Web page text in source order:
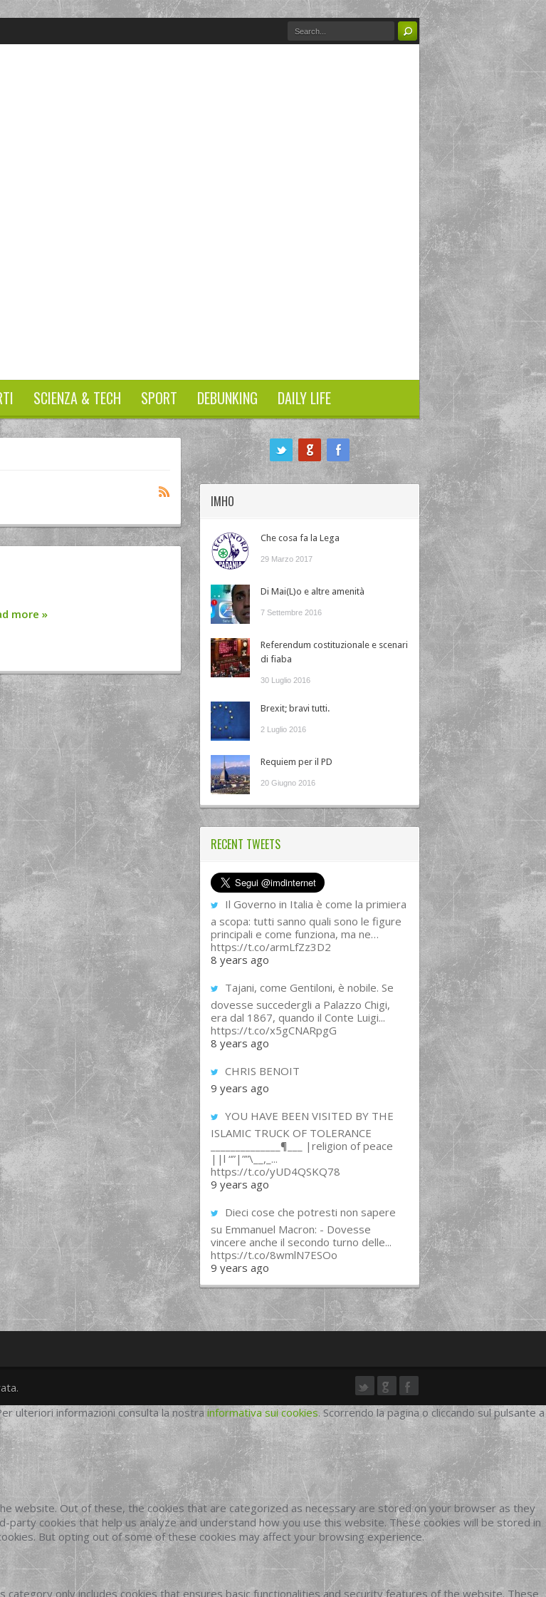
SCIENZA & TECH SPORT DEBUNKING DAILY LIFE
more »
IMHO
Che cosa fa la Lega
29 Marzo 2017
Di Mai(L)o e altre amenità
7 Settembre 2016
Referendum costituzionale e scenari
di fiaba
30 Luglio 2016
Brexit; bravi tutti.
2 Luglio 2016
Requiem per il PD
20 Giugno 2016
RECENT TWEETS
Il Governo in Italia è come la primiera
a scopa: tutti sanno quali sono le figure
principali e come funziona, ma ne…
https://t.co/armLfZz3D2
8 years ago
Tajani, come Gentiloni, è nobile. Se
dovesse succedergli a Palazzo Chigi,
era dal 1867, quando il Conte Luigi...
https://t.co/x5gCNARpgG
8 years ago
CHRIS BENOIT
9 years ago
YOU HAVE BEEN VISITED BY THE
ISLAMIC TRUCK OF TOLERANCE
______________¶___ |religion of peace
||l “”|””\__,_...
https://t.co/yUD4QSKQ78
9 years ago
Dieci cose che potresti non sapere
su Emmanuel Macron: - Dovesse
vincere anche il secondo turno delle...
https://t.co/8wmlN7ESOo
9 years ago
facebook
ulteriori informazioni consulta la nostra informativa sui cookies. Scorrendo la pagina o cliccando sul pulsante a
website. Out of these, the cookies that are categorized as necessary are stored on your browser as they
cookies that help us analyze and understand how you use this website. These cookies will be stored in
But opting out of some of these cookies may affect your browsing experience.
only includes cookies that ensures basic functionalities and security features of the website. These